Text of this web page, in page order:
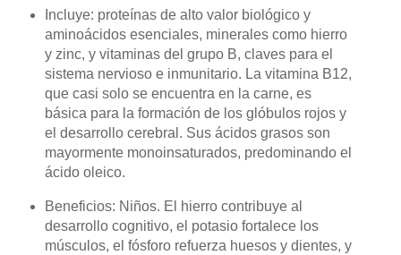
Incluye: proteínas de alto valor biológico y
aminoácidos esenciales, minerales como hierro
y zinc, y vitaminas del grupo B, claves para el
sistema nervioso e inmunitario. La vitamina B12,
que casi solo se encuentra en la carne, es
básica para la formación de los glóbulos rojos y
el desarrollo cerebral. Sus ácidos grasos son
mayormente monoinsaturados, predominando el
ácido oleico.
Beneficios: Niños. El hierro contribuye al
desarrollo cognitivo, el potasio fortalece los
músculos, el fósforo refuerza huesos y dientes, y